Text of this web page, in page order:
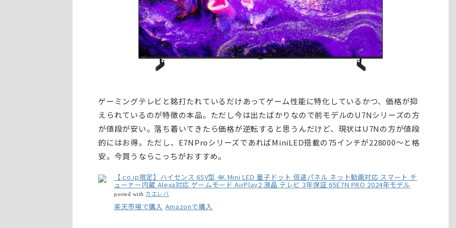
ゲーミングテレビと銘打たれているだけあってゲーム性能に特化しているかつ、価格が抑
えられているのが特徴の本品。ただし今は出たばかりなので前モデルのU7Nシリーズの方
が値段が安い。落ち着いてきたら価格が逆転すると思うんだけど、現状はU7Nの方が値段
的にはお得。ただし、E7NProシリーズであればMiniLED搭載の75インチが228000～と格
安。今買うならこっちがおすすめ。
【.co.jp限定】ハイセンス 65V型 4K Mini LED 量子ドット 倍速パネル ネット動画対応 スマート チ
ューナー内蔵 Alexa対応 ゲームモード AirPlay2 液晶 テレビ 3年保証 65E7N PRO 2024年モデル
posted with カエレバ
楽天市場で購入 Amazonで購入